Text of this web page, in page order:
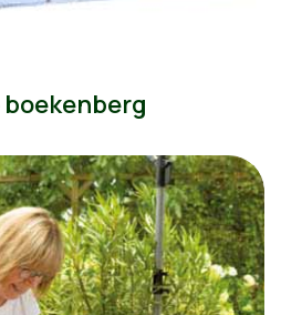
boekenberg